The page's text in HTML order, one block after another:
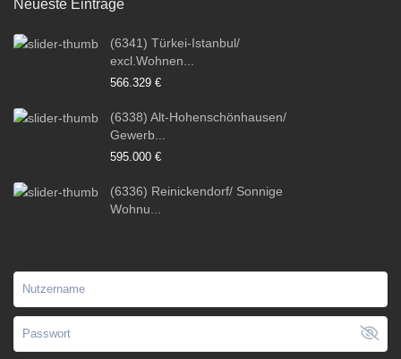
Neueste Einträge
(6341) Türkei-Istanbul/
excl.Wohnen...
566.329 €
(6338) Alt-Hohenschönhausen/
Gewerb...
595.000 €
(6336) Reinickendorf/ Sonnige
Wohnu...